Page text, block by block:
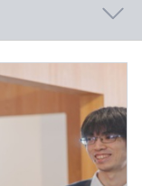
に手を動かして
一番の強みです
で生活をしなが
しで落ち着いてキ
応じて決定いたし
円 固定残業代
固定残業代